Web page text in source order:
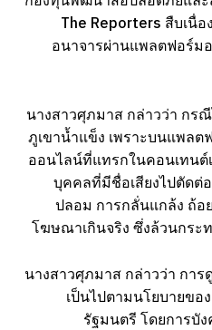
The Reporters สืบเนื่
อนาจารผ่านแพลตฟอร์ม
นางสาวศุภมาส กล่าวว่า กร
ภูเขาน้ำแข็ง เพราะบนแพล
ออนไลน์ที่แทรกในคอนเทนต์
บุคคลที่มีชื่อเสียงไปตัดต่
ปลอม การกลั่นแกล้ง ถ้อ
โฆษณาเกินจริง ซึ่งล้วนกระ
นางสาวศุภมาส กล่าวว่า กา
เป็นไปตามนโยบายข
รัฐมนตรี โดยการบั